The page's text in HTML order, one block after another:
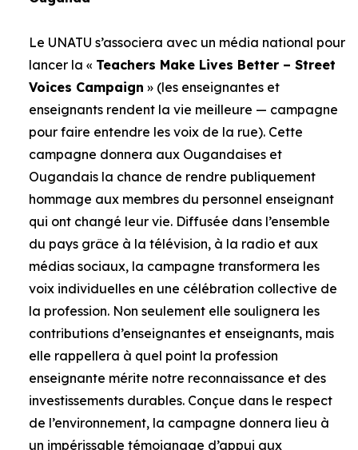
Le UNATU s’associera avec un média national pour
lancer la « Teachers Make Lives Better – Street
Voices Campaign » (les enseignantes et
enseignants rendent la vie meilleure — campagne
pour faire entendre les voix de la rue). Cette
campagne donnera aux Ougandaises et
Ougandais la chance de rendre publiquement
hommage aux membres du personnel enseignant
qui ont changé leur vie. Diffusée dans l’ensemble
du pays grâce à la télévision, à la radio et aux
médias sociaux, la campagne transformera les
voix individuelles en une célébration collective de
la profession. Non seulement elle soulignera les
contributions d’enseignantes et enseignants, mais
elle rappellera à quel point la profession
enseignante mérite notre reconnaissance et des
investissements durables. Conçue dans le respect
de l’environnement, la campagne donnera lieu à
un impérissable témoignage d’appui aux